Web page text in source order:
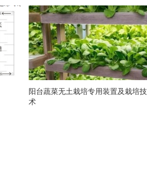
阳台蔬菜无土栽培专用装置及栽培技
术